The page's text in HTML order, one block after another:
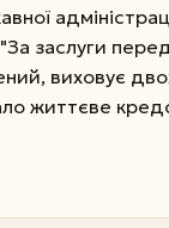
заслуги перед
виховує
життєве